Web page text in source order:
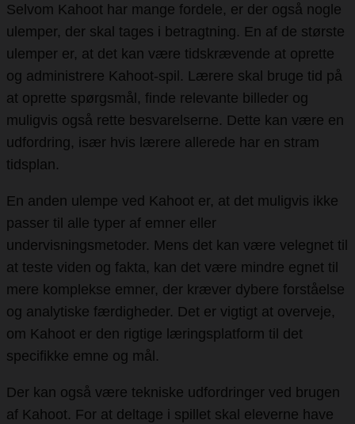
Selvom Kahoot har mange fordele, er der også nogle
ulemper, der skal tages i betragtning. En af de største
ulemper er, at det kan være tidskrævende at oprette
og administrere Kahoot-spil. Lærere skal bruge tid på
at oprette spørgsmål, finde relevante billeder og
muligvis også rette besvarelserne. Dette kan være en
udfordring, især hvis lærere allerede har en stram
tidsplan.
En anden ulempe ved Kahoot er, at det muligvis ikke
passer til alle typer af emner eller
undervisningsmetoder. Mens det kan være velegnet til
at teste viden og fakta, kan det være mindre egnet til
mere komplekse emner, der kræver dybere forståelse
og analytiske færdigheder. Det er vigtigt at overveje,
om Kahoot er den rigtige læringsplatform til det
specifikke emne og mål.
Der kan også være tekniske udfordringer ved brugen
af Kahoot. For at deltage i spillet skal eleverne have